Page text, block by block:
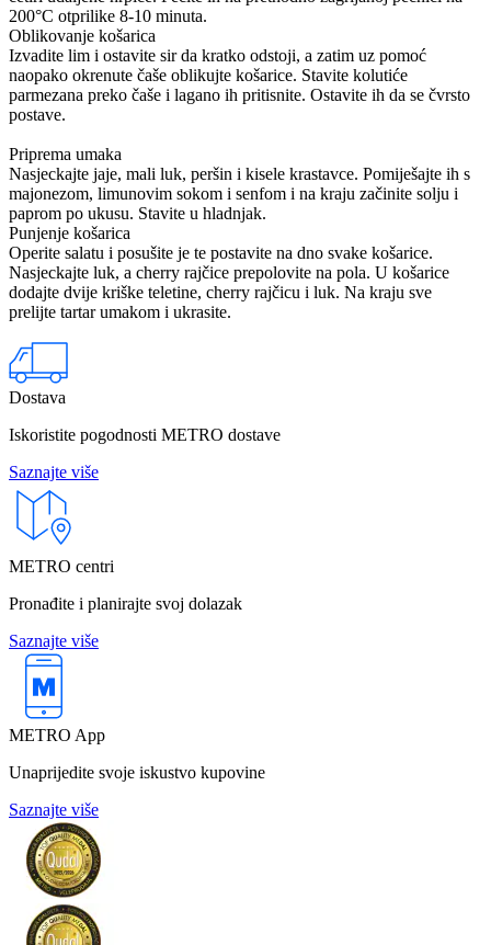
200°C otprilike 8-10 minuta.
Oblikovanje košarica
Izvadite lim i ostavite sir da kratko odstoji, a zatim uz pomoć
naopako okrenute čaše oblikujte košarice. Stavite kolutiće
parmezana preko čaše i lagano ih pritisnite. Ostavite ih da se čvrsto
postave.
Priprema umaka
Nasjeckajte jaje, mali luk, peršin i kisele krastavce. Pomiješajte ih s
majonezom, limunovim sokom i senfom i na kraju začinite solju i
paprom po ukusu. Stavite u hladnjak.
Punjenje košarica
Operite salatu i posušite je te postavite na dno svake košarice.
Nasjeckajte luk, a cherry rajčice prepolovite na pola. U košarice
dodajte dvije kriške teletine, cherry rajčicu i luk. Na kraju sve
prelijte tartar umakom i ukrasite.
Dostava
Iskoristite pogodnosti METRO dostave
Saznajte više
METRO centri
Pronađite i planirajte svoj dolazak
Saznajte više
METRO App
Unaprijedite svoje iskustvo kupovine
Saznajte više